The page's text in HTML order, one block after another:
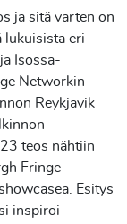
ja sitä varten on
lukuisista eri
Isossa-
Networkin
Reykjavik
teos nähtiin
Fringe -
Esitys
inspiroi